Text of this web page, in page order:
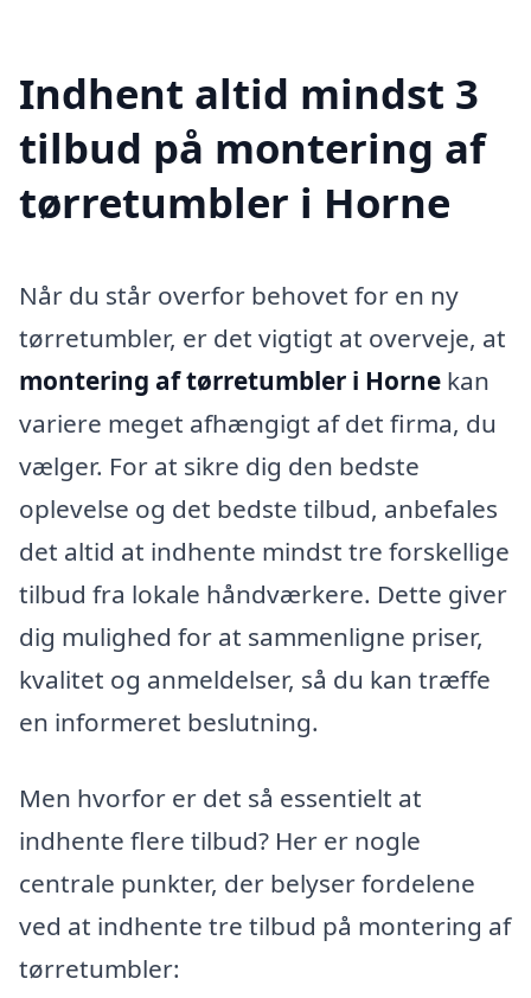
Indhent altid mindst 3
tilbud på montering af
tørretumbler i Horne
Når du står overfor behovet for en ny
tørretumbler, er det vigtigt at overveje, at
montering af tørretumbler i Horne kan
variere meget afhængigt af det firma, du
vælger. For at sikre dig den bedste
oplevelse og det bedste tilbud, anbefales
det altid at indhente mindst tre forskellige
tilbud fra lokale håndværkere. Dette giver
dig mulighed for at sammenligne priser,
kvalitet og anmeldelser, så du kan træffe
en informeret beslutning.
Men hvorfor er det så essentielt at
indhente flere tilbud? Her er nogle
centrale punkter, der belyser fordelene
ved at indhente tre tilbud på montering af
tørretumbler: